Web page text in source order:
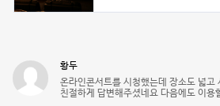
황두
온라인콘서트를 시청했는데 장소도 넓
친절하게 답변해주셨네요 다음에도 이용